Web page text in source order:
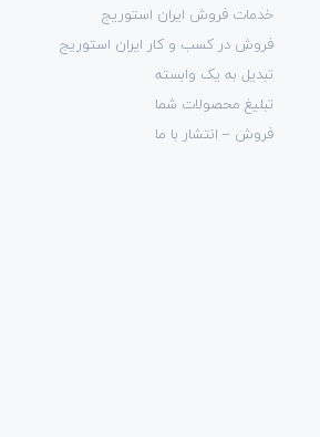
خدمات فروش ایران استوریج
فروش در کسب و کار ایران استوریج
تبدیل به یک وابسته
تبلیغ محصولات شما
فروش – انتشار با ما